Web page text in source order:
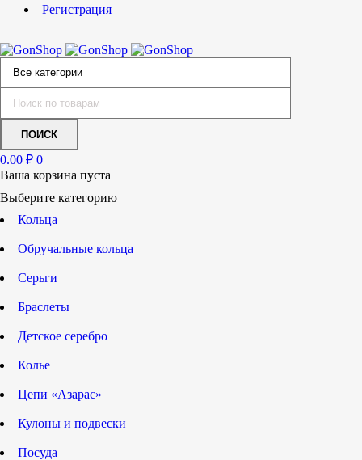
Регистрация
0.00 ₽ 0
Ваша корзина пуста
Выберите категорию
Кольца
Обручальные кольца
Серьги
Браслеты
Детское серебро
Колье
Цепи «Азарас»
Кулоны и подвески
Посуда